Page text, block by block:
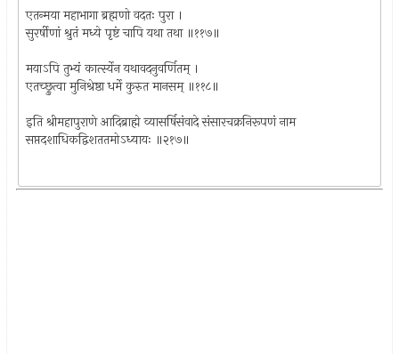
एतन्मया महाभागा ब्रह्मणो वदतः पुरा ।
सुरर्षीणां श्रुतं मध्ये पृष्टं चापि यथा तथा ॥११७॥
मयाऽपि तुभ्यं कार्त्स्येन यथावदनुवर्णितम् ।
एतच्छ्रुत्वा मुनिश्रेष्ठा धर्मे कुरुत मानसम् ॥११८॥
इति श्रीमहापुराणे आदिब्राह्मे व्यासर्षिसंवादे संसारचक्रनिरूपणं नाम
सप्तदशाधिकद्विशततमोऽध्यायः ॥२१७॥